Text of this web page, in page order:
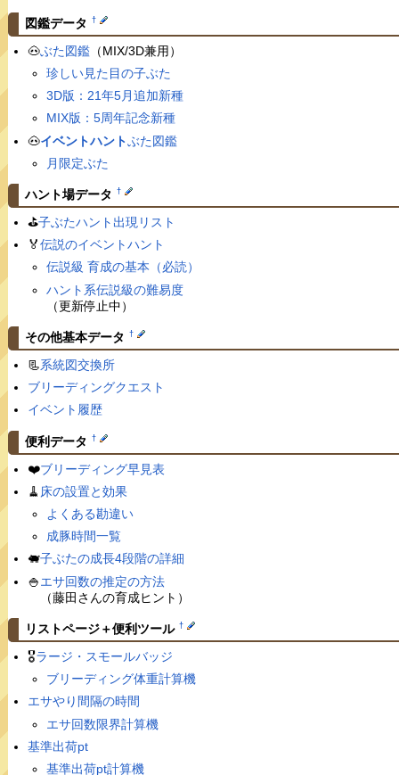
図鑑データ †
🐽ぶた図鑑（MIX/3D兼用）
珍しい見た目の子ぶた
3D版：21年5月追加新種
MIX版：5周年記念新種
🐽イベントハントぶた図鑑
月限定ぶた
ハント場データ †
⛳️子ぶたハント出現リスト
🏅伝説のイベントハント
伝説級 育成の基本（必読）
ハント系伝説級の難易度
（更新停止中）
その他基本データ †
📃系統図交換所
ブリーディングクエスト
イベント履歴
便利データ †
❤️ブリーディング早見表
🧹 床の設置と効果
よくある勘違い
成豚時間一覧
🐖子ぶたの成長4段階の詳細
🍚エサ回数の推定の方法
（藤田さんの育成ヒント）
リストページ＋便利ツール †
🎖ラージ・スモールバッジ
ブリーディング体重計算機
エサやり間隔の時間
エサ回数限界計算機
基準出荷pt
基準出荷pt計算機